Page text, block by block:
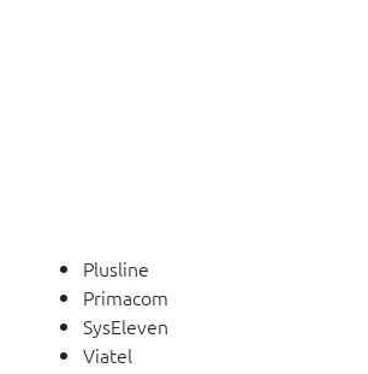
Plusline
Primacom
SysEleven
Viatel